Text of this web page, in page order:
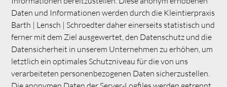
Daten und Informationen werden durch die Kleintierpraxis
Barth | Lensch | Schroedter daher einerseits statistisch und
ferner mit dem Ziel ausgewertet, den Datenschutz und die
Datensicherheit in unserem Unternehmen zu erhöhen, um
letztlich ein optimales Schutzniveau für die von uns
verarbeiteten personenbezogenen Daten sicherzustellen.